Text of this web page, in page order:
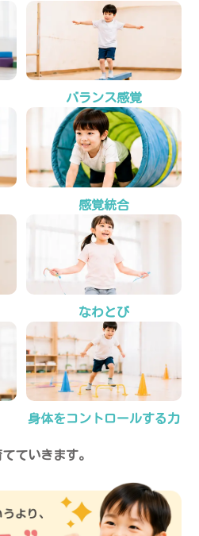
バランス感覚
感覚統合
なわとび
身体をコントロールする力
ていきます。